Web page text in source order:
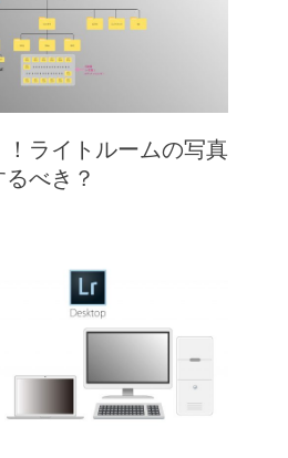
！ライトルームの写真
べき？